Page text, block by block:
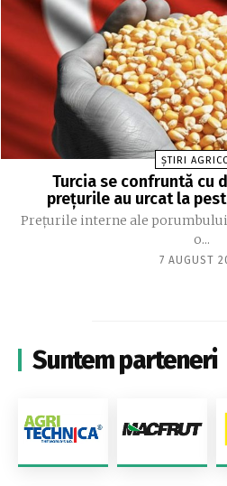
ȘTIRI
Turcia se confruntă cu
prețurile au urcat la
Prețurile interne ale
o...
7 AUGUST
Suntem parteneri